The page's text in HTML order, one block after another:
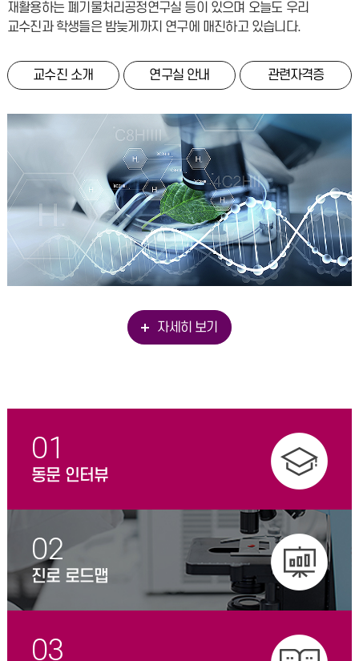
재활용하는 폐기물처리공정연구실 등이 있으며 오늘도 우리
교수진과 학생들은 밤늦게까지 연구에 매진하고 있습니다.
교수진 소개 연구실 안내 관련자격증
자세히 보기
01
동문 인터뷰
02
진로 로드맵
03